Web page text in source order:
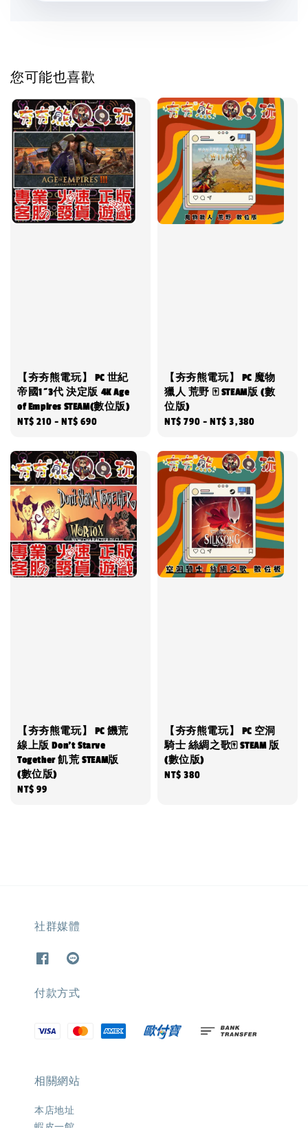
您可能也喜歡
【夯夯熊電玩】 PC 世紀
帝國1~3代 決定版 4K Age
of Empires STEAM(數位版)
Regular
NT$ 210 -NT$ 690
【夯夯熊電玩】 PC 魔物
獵人 荒野 🀄 STEAM版 (數
位版)
Regular
NT$ 790 -NT$ 3,380
【夯夯熊電玩】 PC 饑荒
線上版 Don't Starve
Together 飢荒 STEAM版
(數位版)
Regular
NT$ 99
【夯夯熊電玩】 PC 空洞
騎士 絲綢之歌🀄 STEAM 版
(數位版)
Regular
NT$ 380
社群媒體
付款方式
相關網站
本店地址